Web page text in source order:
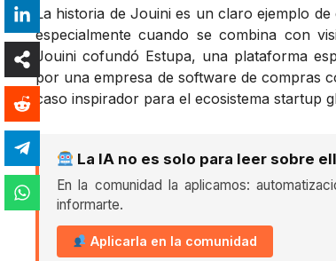
La historia de Jouini es un claro ejemplo
especialmente cuando se combina con
Jouini cofundó Estupa, una plataforma
por una empresa de software de compras
caso inspirador para el ecosistema startup
La IA no es solo para leer sobre
En la comunidad la aplicamos:
informarte.
Aplicarla en la comunidad